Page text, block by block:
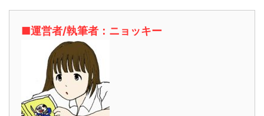
■運営者/執筆者：ニョッキー